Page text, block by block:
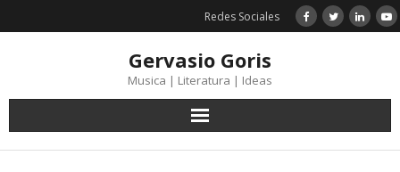
Redes Sociales
Gervasio Goris
Musica | Literatura | Ideas